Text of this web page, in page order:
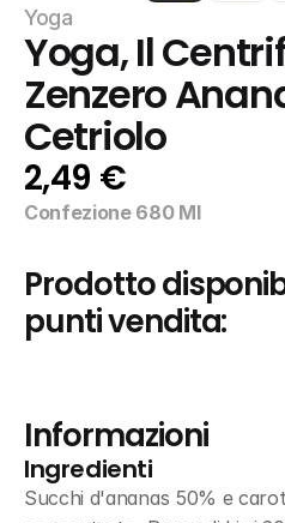
Yoga
Yoga, Il
Zenzero
Cetriolo
2,49 €
Confezione 680 Ml
Prodotto
punti vendita:
Informazioni
Ingredienti
Succhi d'ananas 50% e